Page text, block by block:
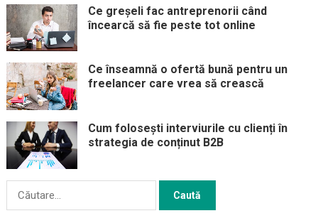
Ce greșeli fac antreprenorii când
încearcă să fie peste tot online
Ce înseamnă o ofertă bună pentru un
freelancer care vrea să crească
Cum folosești interviurile cu clienți în
strategia de conținut B2B